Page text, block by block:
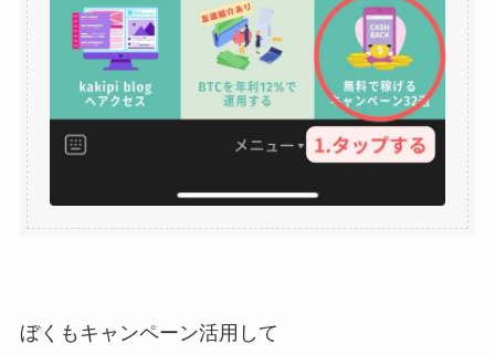
ぼくもキャンペーン活用して